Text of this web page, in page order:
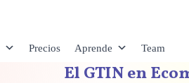
Precios Aprende Team
El GTIN en